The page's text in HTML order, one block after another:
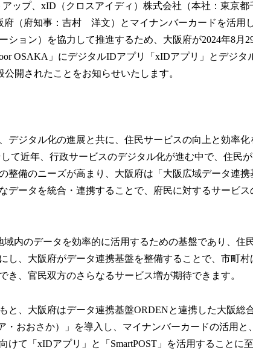
アップ、xID（クロスアイディ）株式会社（本社：東京
府（府知事：吉村 洋文）とマイナンバーカードを活用
ション）を協力して推進するため、大阪府が2024年8月
OSAKA」にデジタルIDアプリ「xIDアプリ」とデジタ
開されたことをお知らせいたします。
デジタル化の進展と共に、住民サービスの向上と効率
て近年、行政サービスのデジタル化が進む中で、住民
整備のニーズが高まり、大阪府は「大阪広域データ連
データを統合・連携することで、府民に対するサービス
域内のデータを効率的に活用するための基盤であり、住
し、大阪府がデータ連携基盤を整備することで、市町
き、官民双方のさらなるサービス増が期待できます。
と、大阪府はデータ連携基盤ORDENと連携した大阪総
・おおさか）」を導入し、マイナンバーカードの活用と
けて「xIDアプリ」と「SmartPOST」を活用することに至